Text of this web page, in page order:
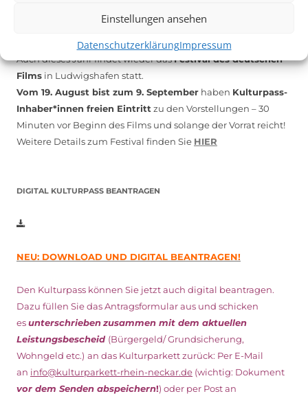
Einstellungen ansehen
DatenschutzerklärungImpressum
Auch dieses Jahr findet wieder dasFestival des deutschen
Films in Ludwigshafen statt.
Vom 19. August bist zum 9. September haben Kulturpass-
Inhaber*innen freien Eintritt zu den Vorstellungen – 30
Minuten vor Beginn des Films und solange der Vorrat reicht!
Weitere Details zum Festival finden Sie HIER
DIGITAL KULTURPASS BEANTRAGEN
NEU: DOWNLOAD UND DIGITAL BEANTRAGEN!
Den Kulturpass können Sie jetzt auch digital beantragen.
Dazu füllen Sie das Antragsformular aus und schicken
esunterschriebenzusammen mit dem aktuellen
Leistungsbescheid (Bürgergeld/ Grundsicherung,
Wohngeld etc.) an das Kulturparkett zurück: Per E-Mail
an info@kulturparkett-rhein-neckar.de (wichtig: Dokument
vor dem Senden abspeichern!) oder per Post an